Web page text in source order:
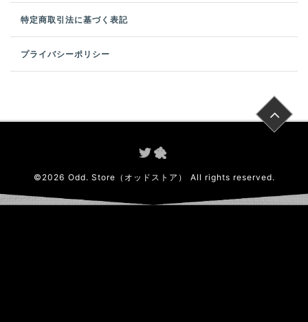
特定商取引法に基づく表記
プライバシーポリシー
© 2026 Odd. Store（オッドストア） All rights reserved.